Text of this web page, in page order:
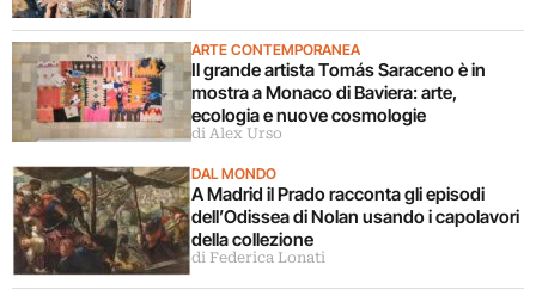
ARTE CONTEMPORANEA
Il grande artista Tomás Saraceno è in
mostra a Monaco di Baviera: arte,
ecologia e nuove cosmologie
di Alex Urso
DAL MONDO
A Madrid il Prado racconta gli episodi
dell’Odissea di Nolan usando i capolavori
della collezione
di Federica Lonati